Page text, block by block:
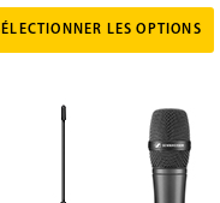
LES OPTIONS